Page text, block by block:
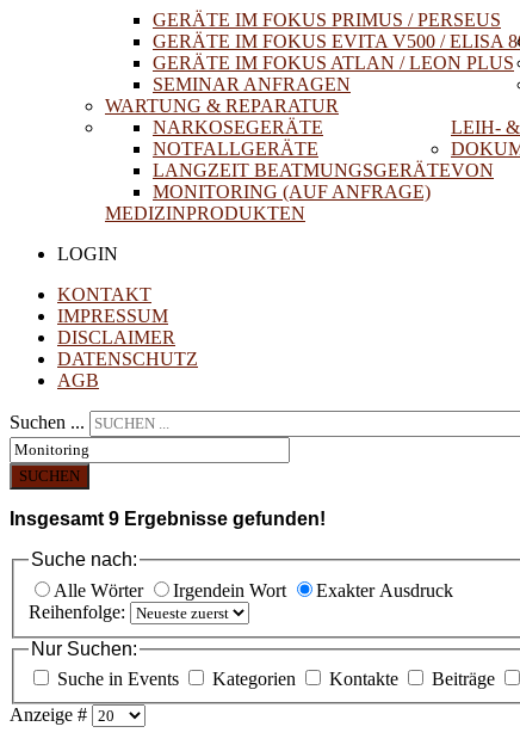
GERÄTE IM FOKUS PRIMUS / PERSEUS
GERÄTE IM FOKUS EVITA V500 / ELISA
GERÄTE IM FOKUS ATLAN / LEON PLUS
SEMINAR ANFRAGEN
WARTUNG & REPARATUR
LEIH-
NARKOSEGERÄTE
NOTFALLGERÄTE
LANGZEIT BEATMUNGSGERÄTE
MONITORING (AUF ANFRAGE)
VON
MEDIZINPRODUKTEN
LOGIN
KONTAKT
IMPRESSUM
DISCLAIMER
DATENSCHUTZ
AGB
Suchen ...
SUCHEN
Insgesamt 9 Ergebnisse gefunden!
Suche nach:
Alle Wörter
Irgendein Wort
Exakter Ausdruck
Reihenfolge:
Nur Suchen:
Suche in Events
Kategorien Kontakte Beiträge
Anzeige #